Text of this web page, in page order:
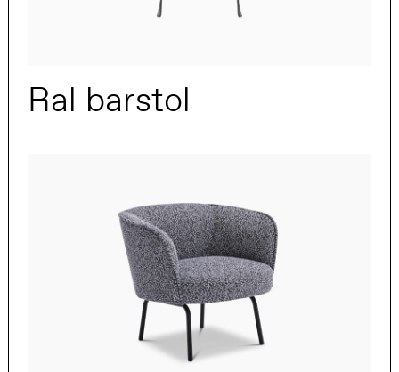
Ral barstol